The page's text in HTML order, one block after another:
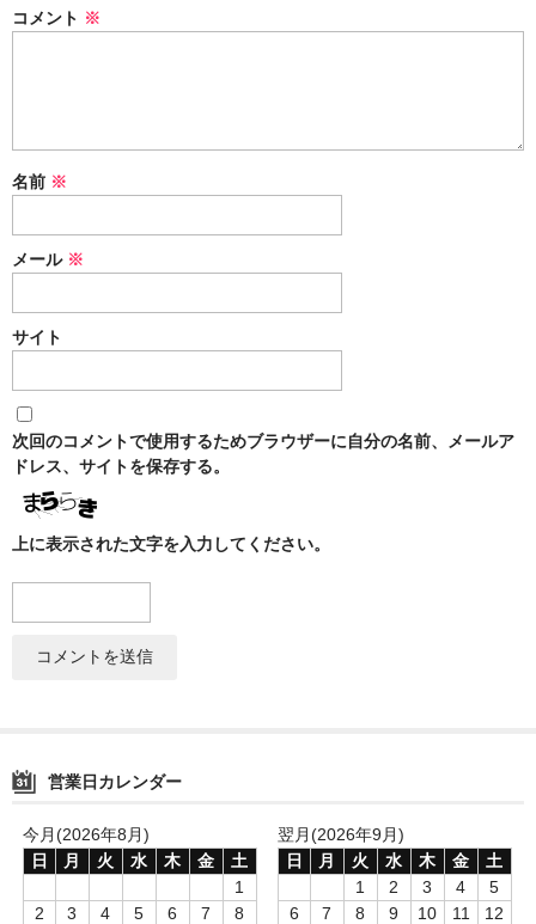
SPLIT
Azure
マウスピース
トング
ベース（花瓶）
シーシャ 炭
DAVINCI
ZEUS
コメント ※
名前 ※
メール ※
サイト
次回のコメントで使用するためブラウザーに自分の名前、メールア
ドレス、サイトを保存する。
上に表示された文字を入力してください。
営業日カレンダー
今月(2026年8月)
日
月 火 水 木 金
土
1
2
3 4 5 6 7
8
翌月(2026年9月)
日
月 火 水 木 金
土
1
2 3 4
5
6
7 8 9 10 11
12